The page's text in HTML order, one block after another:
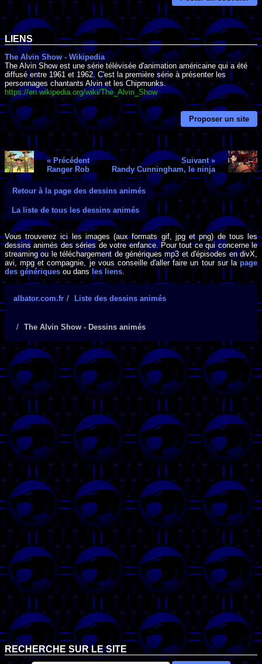
LIENS
The Alvin Show - Wikipedia
The Alvin Show est une série télévisée d'animation américaine qui a été
diffusé entre 1961 et 1962. C'est la première série à présenter les
personnages chantants Alvin et les Chipmunks.
https://en.wikipedia.org/wiki/The_Alvin_Show
Proposer un site
« Précédent
Ranger Rob
Suivant »
Randy Cunningham, le ninja
Retour à la page des dessins animés
La liste de tous les dessins animés
Vous trouverez ici les images (aux formats gif, jpg et png) de tous les
dessins animés des séries de votre enfance. Pour tout ce qui concerne le
streaming ou le téléchargement de génériques mp3 et d'épisodes en divX,
avi, mpg et compagnie, je vous conseille d'aller faire un tour sur lapage
des génériques ou dans les liens.
albator.com.fr Liste des dessins animés
The Alvin Show - Dessins animés
RECHERCHE SUR LE SITE